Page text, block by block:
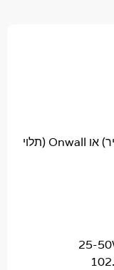
ניתן לקבל כדגם Inwall (שקוע בקיר) או Onwall (תלוי